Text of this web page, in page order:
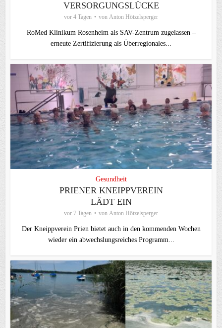
ERSORGUNGSLÜCKE
vor 4 Tagen von Anton Hötzelsperger
RoMed Klinikum Rosenheim als SAV-Zentrum zugelassen –
erneute Zertifizierung als Überregionales...
Gesundheit
PRIENER KNEIPPVEREIN
LÄDT EIN
vor 7 Tagen von Anton Hötzelsperger
Der Kneippverein Prien bietet auch in den kommenden Wochen
wieder ein abwechslungsreiches Programm...